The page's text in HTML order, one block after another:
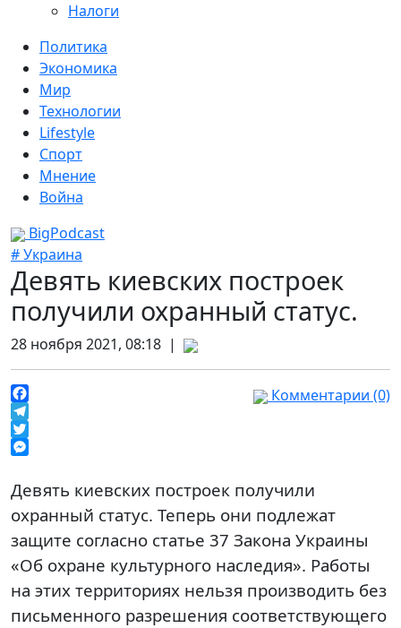
Налоги
Политика
Экономика
Мир
Технологии
Lifestyle
Спорт
Мнение
Война
BigPodcast
# Украина
Девять киевских построек
получили охранный статус.
28 ноября 2021, 08:18 |
Facebook
Telegram
Twitter
Комментарии (0)
Девять киевских построек получили
охранный статус. Теперь они подлежат
защите согласно статье 37 Закона Украины
«Об охране культурного наследия». Работы
на этих территориях нельзя производить без
письменного разрешения соответствующего